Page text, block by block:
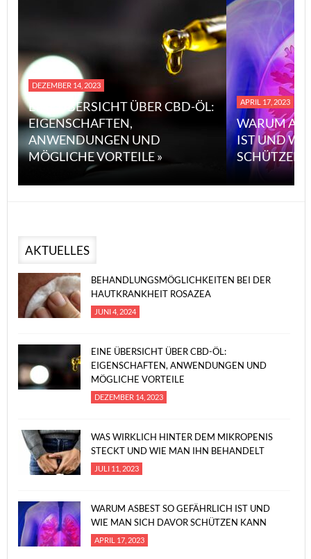
DEZEMBER 14, 2023
EINE ÜBERSICHT ÜBER CBD-ÖL:
EIGENSCHAFTEN,
ANWENDUNGEN UND
MÖGLICHE VORTEILE »
APRIL 17, 2023
WARUM
IST UND
SCHÜTZEN
AKTUELLES
BEHANDLUNGSMÖGLICHKEITEN BEI DER
HAUTKRANKHEIT ROSAZEA
JUNI 4, 2024
EINE ÜBERSICHT ÜBER CBD-ÖL:
EIGENSCHAFTEN, ANWENDUNGEN UND
MÖGLICHE VORTEILE
DEZEMBER 14, 2023
WAS WIRKLICH HINTER DEM MIKROPENIS
STECKT UND WIE MAN IHN BEHANDELT
JULI 11, 2023
WARUM ASBEST SO GEFÄHRLICH IST UND
WIE MAN SICH DAVOR SCHÜTZEN KANN
APRIL 17, 2023